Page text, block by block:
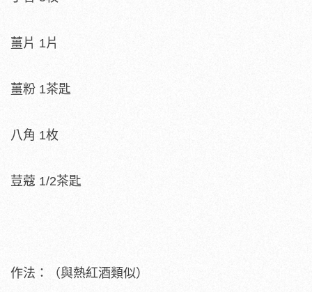
薑片 1片
薑粉 1茶匙
八角 1枚
荳蔻 1/2茶匙
作法：（與熱紅酒類似）